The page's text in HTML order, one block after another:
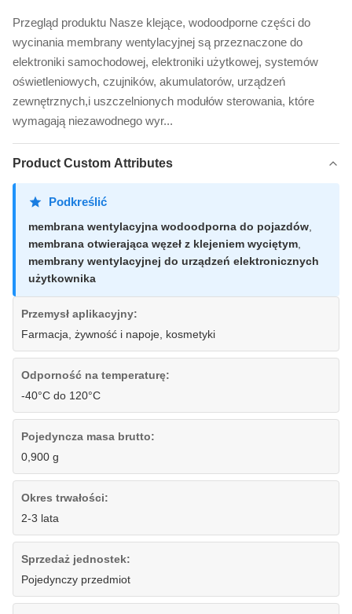
Przegląd produktu Nasze klejące, wodoodporne części do
wycinania membrany wentylacyjnej są przeznaczone do
elektroniki samochodowej, elektroniki użytkowej, systemów
oświetleniowych, czujników, akumulatorów, urządzeń
zewnętrznych,i uszczelnionych modułów sterowania, które
wymagają niezawodnego wyr...
Product Custom Attributes
Podkreślić
membrana wentylacyjna wodoodporna do pojazdów
membrana otwierająca węzeł z klejeniem wyciętym
membrany wentylacyjnej do urządzeń elektronicznych
użytkownika
Przemysł aplikacyjny:
Farmacja, żywność i napoje, kosmetyki
Odporność na temperaturę:
-40°C do 120°C
Pojedyncza masa brutto:
0,900 g
Okres trwałości:
2-3 lata
Sprzedaż jednostek:
Pojedynczy przedmiot